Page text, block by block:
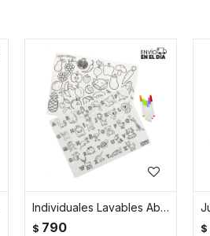
Individuales Lavables Abecedario + Frutas y Verduras
$ 790
$